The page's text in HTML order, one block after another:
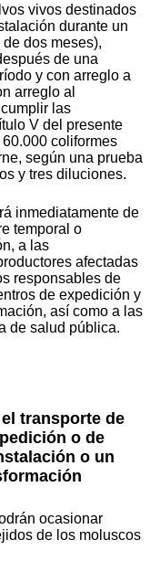
vivos destinados
durante un
dos meses),
de una
y con arreglo a
arreglo al
las
V del presente
coliformes
según una prueba
y tres diluciones.
inmediatamente de
temporal o
a las
afectadas
responsables de
de expedición y
así como a las
de salud pública.
transporte de
o de
o un
ocasionar
de los moluscos